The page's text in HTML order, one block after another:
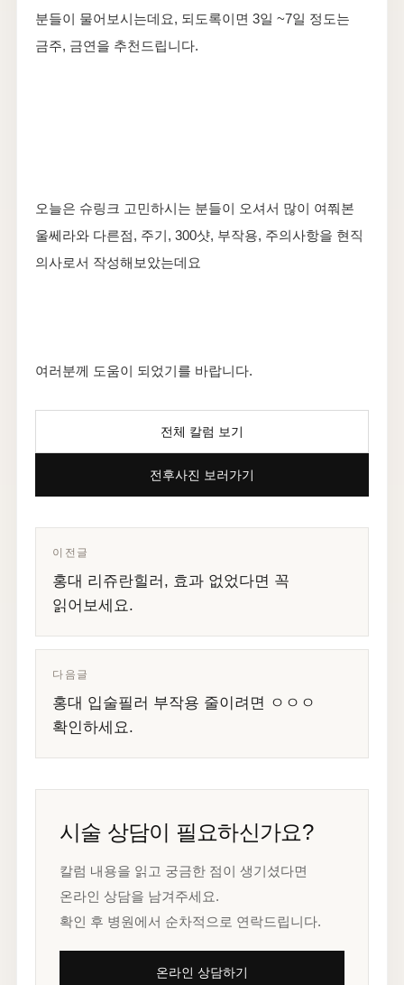
분들이 물어보시는데요, 되도록이면 3일 ~7일 정도는
금주, 금연을 추천드립니다.
오늘은 슈링크 고민하시는 분들이 오셔서 많이 여쭤본
울쎄라와 다른점, 주기, 300샷, 부작용, 주의사항을 현직
의사로서 작성해보았는데요
여러분께 도움이 되었기를 바랍니다.
전체 칼럼 보기
전후사진 보러가기
이전글
홍대 리쥬란힐러, 효과 없었다면 꼭
읽어보세요.
다음글
홍대 입술필러 부작용 줄이려면 ㅇㅇㅇ
확인하세요.
시술 상담이 필요하신가요?
칼럼 내용을 읽고 궁금한 점이 생기셨다면
온라인 상담을 남겨주세요.
확인 후 병원에서 순차적으로 연락드립니다.
온라인 상담하기